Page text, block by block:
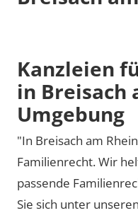
Kanzleien
in Breisach
Umgebung
"In Breisach am
Familienrecht. Wir
passende
Sie sich unter